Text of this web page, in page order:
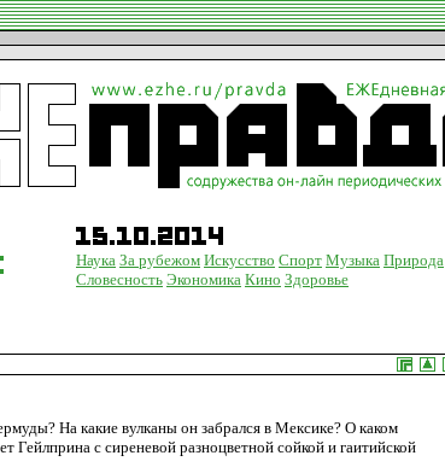
Наука За рубежом Искусство Спорт Музыка Природа
Словесность Экономика Кино Здоровье
На какие вулканы он забрался в Мексике? О каком
Гейлприна с сиреневой разноцветной сойкой и гаитийской